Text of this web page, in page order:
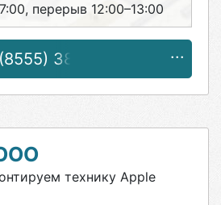
перерыв 12:00–13:00
38-20-38
технику Apple